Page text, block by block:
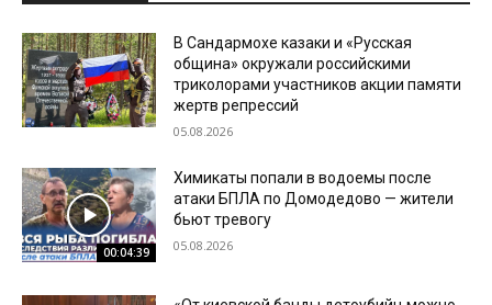
В Сандармохе казаки и «Русская
община» окружали российскими
триколорами участников акции памяти
жертв репрессий
05.08.2026
00:04:39
Химикаты попали в водоемы после
атаки БПЛА по Домодедово — жители
бьют тревогу
05.08.2026